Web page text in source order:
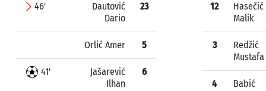
46'
Dautović
Dario
23
Orlić Amer 5
41'
Jašarević
Ilhan
6
12
Hasečić
Malik
3
Redžić
Mustafa
4
Babić